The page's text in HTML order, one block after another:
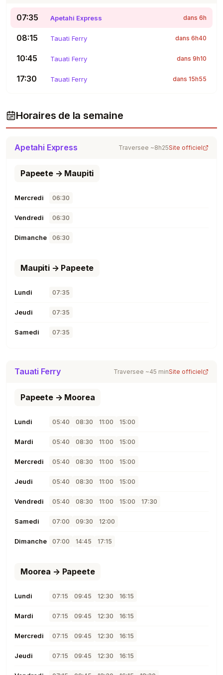
07:35 Apetahi Express dans 6h
08:15 Tauati Ferry dans 6h40
10:45 Tauati Ferry dans 9h10
17:30 Tauati Ferry dans 15h55
Horaires de la semaine
Apetahi Express Traversee ~8h25Site officiel
Papeete → Maupiti
Mercredi 06:30
Vendredi 06:30
Dimanche 06:30
Maupiti → Papeete
Lundi 07:35
Jeudi 07:35
Samedi 07:35
Tauati Ferry Traversee ~45 minSite officiel
Papeete → Moorea
Lundi 05:40 08:30 11:00 15:00
Mardi 05:40 08:30 11:00 15:00
Mercredi 05:40 08:30 11:00 15:00
Jeudi 05:40 08:30 11:00 15:00
Vendredi 05:40 08:30 11:00 15:00 17:30
Samedi 07:00 09:30 12:00
Dimanche 07:00 14:45 17:15
Moorea → Papeete
Lundi 07:15 09:45 12:30 16:15
Mardi 07:15 09:45 12:30 16:15
Mercredi 07:15 09:45 12:30 16:15
Jeudi 07:15 09:45 12:30 16:15